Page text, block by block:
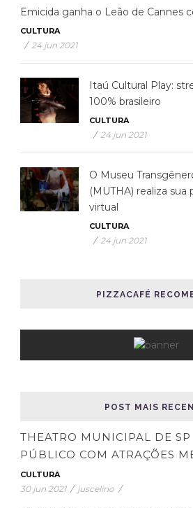
Emicida ganha o Leão de Cannes
CULTURA
/ 24 jun 2021
Itaú Cultural Play:
100% brasileiro
CULTURA
/ 24 jun 2021
O Museu
(MUTHA) realiza sua
virtual
CULTURA
/ 24 jun 2021
PIZZACAFÉ
POST MAIS
THEATRO MUNICIPAL DE SP
PÚBLICO COM ATRAÇÕES
CULTURA
30 jun 2021 / juscelino /